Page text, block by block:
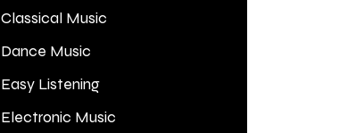
Classical Music
Dance Music
Easy Listening
Electronic Music